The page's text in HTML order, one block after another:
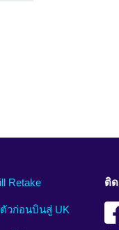
Retake
วก่อนบินสู่ UK
ติ